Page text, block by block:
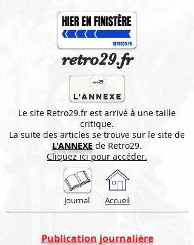
retro29.fr
Le site Retro29.fr est arrivé à une taille
critique.
La suite des articles se trouve sur le site de
L'ANNEXE de Retro29.
Cliquez ici pour accéder.
Journal Accueil
Publication journalière